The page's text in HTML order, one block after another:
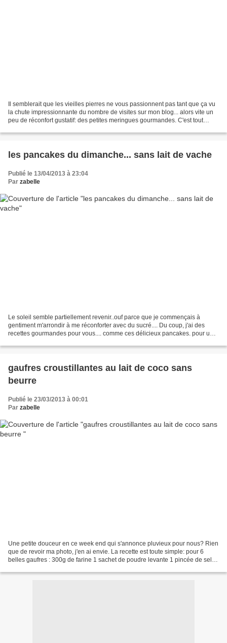
Il semblerait que les vieilles pierres ne vous passionnent pas tant que ça vu
la chute impressionnante du nombre de visites sur mon blog... alors vite un
peu de réconfort gustatif: des petites meringues gourmandes. C'est tout
les pancakes du dimanche... sans lait de vache
Publié le 13/04/2013 à 23:04
Par zabelle
Le soleil semble partiellement revenir..ouf parce que je commençais à
gentiment m'arrondir à me réconforter avec du sucré.... Du coup, j'ai des
recettes gourmandes pour vous.... comme ces délicieux pancakes. pour une
gaufres croustillantes au lait de coco sans
beurre
Publié le 23/03/2013 à 00:01
Par zabelle
Une petite douceur en ce week end qui s'annonce pluvieux pour nous? Rien
que de revoir ma photo, j'en ai envie. La recette est toute simple: pour 6
belles gaufres : 300g de farine 1 sachet de poudre levante 1 pincée de sel 1